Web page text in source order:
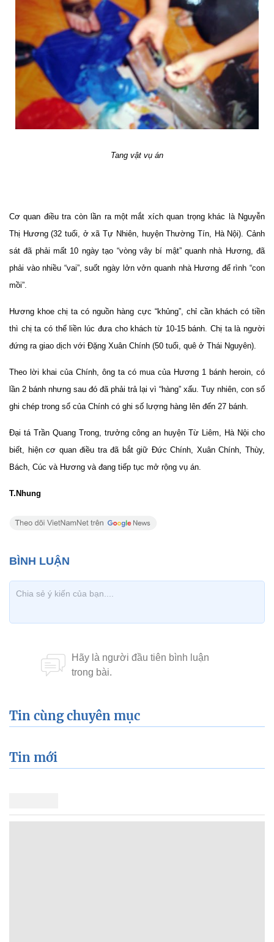
Tang vật vụ án
Cơ quan điều tra còn lần ra một mắt xích quan trọng khác là Nguyễn
Thị Hương (32 tuổi, ở xã Tự Nhiên, huyện Thường Tín, Hà Nội). Cảnh
sát đã phải mất 10 ngày tạo “vòng vây bí mật” quanh nhà Hương, đã
phải vào nhiều “vai”, suốt ngày lởn vởn quanh nhà Hương để rình “con
mồi”.
Hương khoe chị ta có nguồn hàng cực “khủng”, chỉ cần khách có tiền
thì chị ta có thể liền lúc đưa cho khách từ 10-15 bánh. Chị ta là người
đứng ra giao dịch với Đặng Xuân Chính (50 tuổi, quê ở Thái Nguyên).
Theo lời khai của Chính, ông ta có mua của Hương 1 bánh heroin, có
lần 2 bánh nhưng sau đó đã phải trả lại vì “hàng” xấu. Tuy nhiên, con số
ghi chép trong sổ của Chính có ghi số lượng hàng lên đến 27 bánh.
Đại tá Trần Quang Trong, trưởng công an huyện Từ Liêm, Hà Nội cho
biết, hiện cơ quan điều tra đã bắt giữ Đức Chính, Xuân Chính, Thùy,
Bách, Cúc và Hương và đang tiếp tục mở rộng vụ án.
T.Nhung
Tin cùng chuyên mục
Tin mới